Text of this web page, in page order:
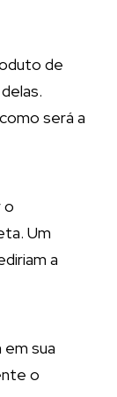
de
será a
o
Um
a
sua
o